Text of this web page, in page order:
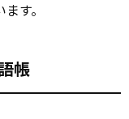
す。
帳